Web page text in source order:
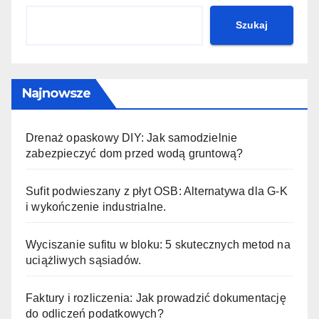
Szukaj
Najnowsze
Drenaż opaskowy DIY: Jak samodzielnie
zabezpieczyć dom przed wodą gruntową?
Sufit podwieszany z płyt OSB: Alternatywa dla G-K
i wykończenie industrialne.
Wyciszanie sufitu w bloku: 5 skutecznych metod na
uciążliwych sąsiadów.
Faktury i rozliczenia: Jak prowadzić dokumentację
do odliczeń podatkowych?